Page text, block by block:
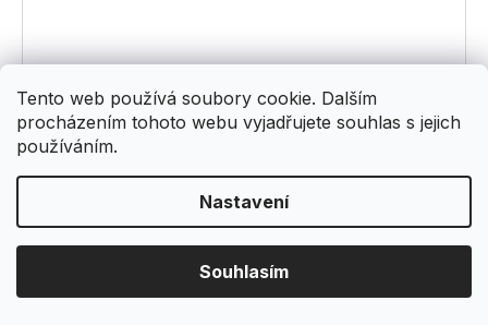
Tento web používá soubory cookie. Dalším
procházením tohoto webu vyjadřujete souhlas s jejich
používáním.
Nastavení
Souhlasím
Na objednávku
476 Kč/ balení